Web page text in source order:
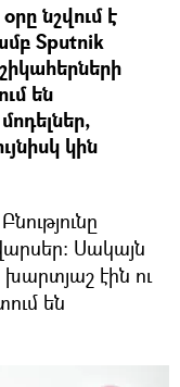
նշվում է
Sputnik
են
կին
Բնությունը
Սակայն
էին ու
են